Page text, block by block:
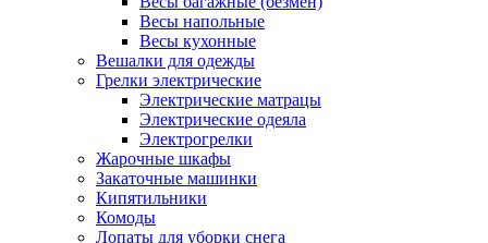
Весы напольные
Весы кухонные
Вешалки для одежды
Грелки электрические
Электрические матрацы
Электрические одеяла
Электрогрелки
Жарочные шкафы
Закаточные машинки
Кипятильники
Комоды
Лопаты для уборки снега